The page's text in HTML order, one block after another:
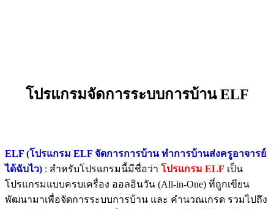
โปรแกรมจัดการระบบการบ้าน ELF
ELF (โปรแกรม ELF จัดการการบ้าน ทำการบ้านส่งครูอาจารย์
ได้ฉับไว) : สำหรับโปรแกรมนี้มีชื่อว่า โปรแกรม ELF เป็น
โปรแกรมแบบครบเครื่อง ออลอินวัน (All-in-One) ที่ถูกเขียน
พัฒนามาเพื่อจัดการระบบการบ้าน และ คำนวณเกรด รวมไปถึง